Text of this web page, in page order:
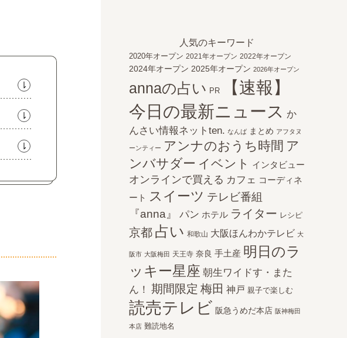
人気のキーワード
2020年オープン 2021年オープン 2022年オープン
2024年オープン 2025年オープン 2026年オープン
annaの占い PR
【速報】
今日の最新ニュース か
んさい情報ネットten. なんば まとめ アフタヌ
ーンティー アンナのおうち時間 ア
ンバサダー イベント インタビュー
オンラインで買える カフェ コーディネ
ート
スイーツ テレビ番組
『anna』
パン ホテル ライター レシピ
京都 占い 和歌山 大阪ほんわかテレビ 大
阪市 大阪梅田 天王寺 奈良 手土産 明日のラ
ッキー星座 朝生ワイドす・また
ん！ 期間限定 梅田 神戸 親子で楽しむ
読売テレビ 阪急うめだ本店 阪神梅田
本店 難読地名